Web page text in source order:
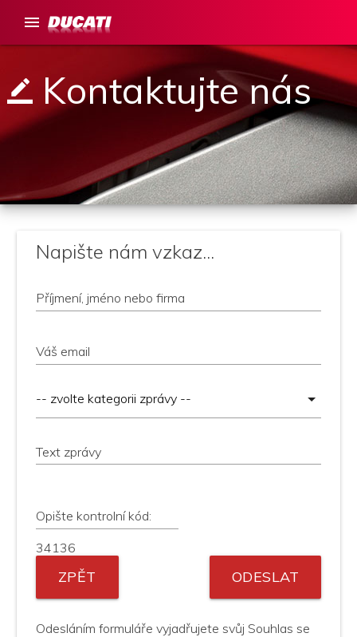
menu
border_colorKontaktujte nás
Napište nám vzkaz...
Příjmení, jméno nebo firma
Váš email
Text zprávy
Opište kontrolní kód:
34136
ODESLAT
ZPĚT
Odesláním formuláře vyjadřujete svůj Souhlas se